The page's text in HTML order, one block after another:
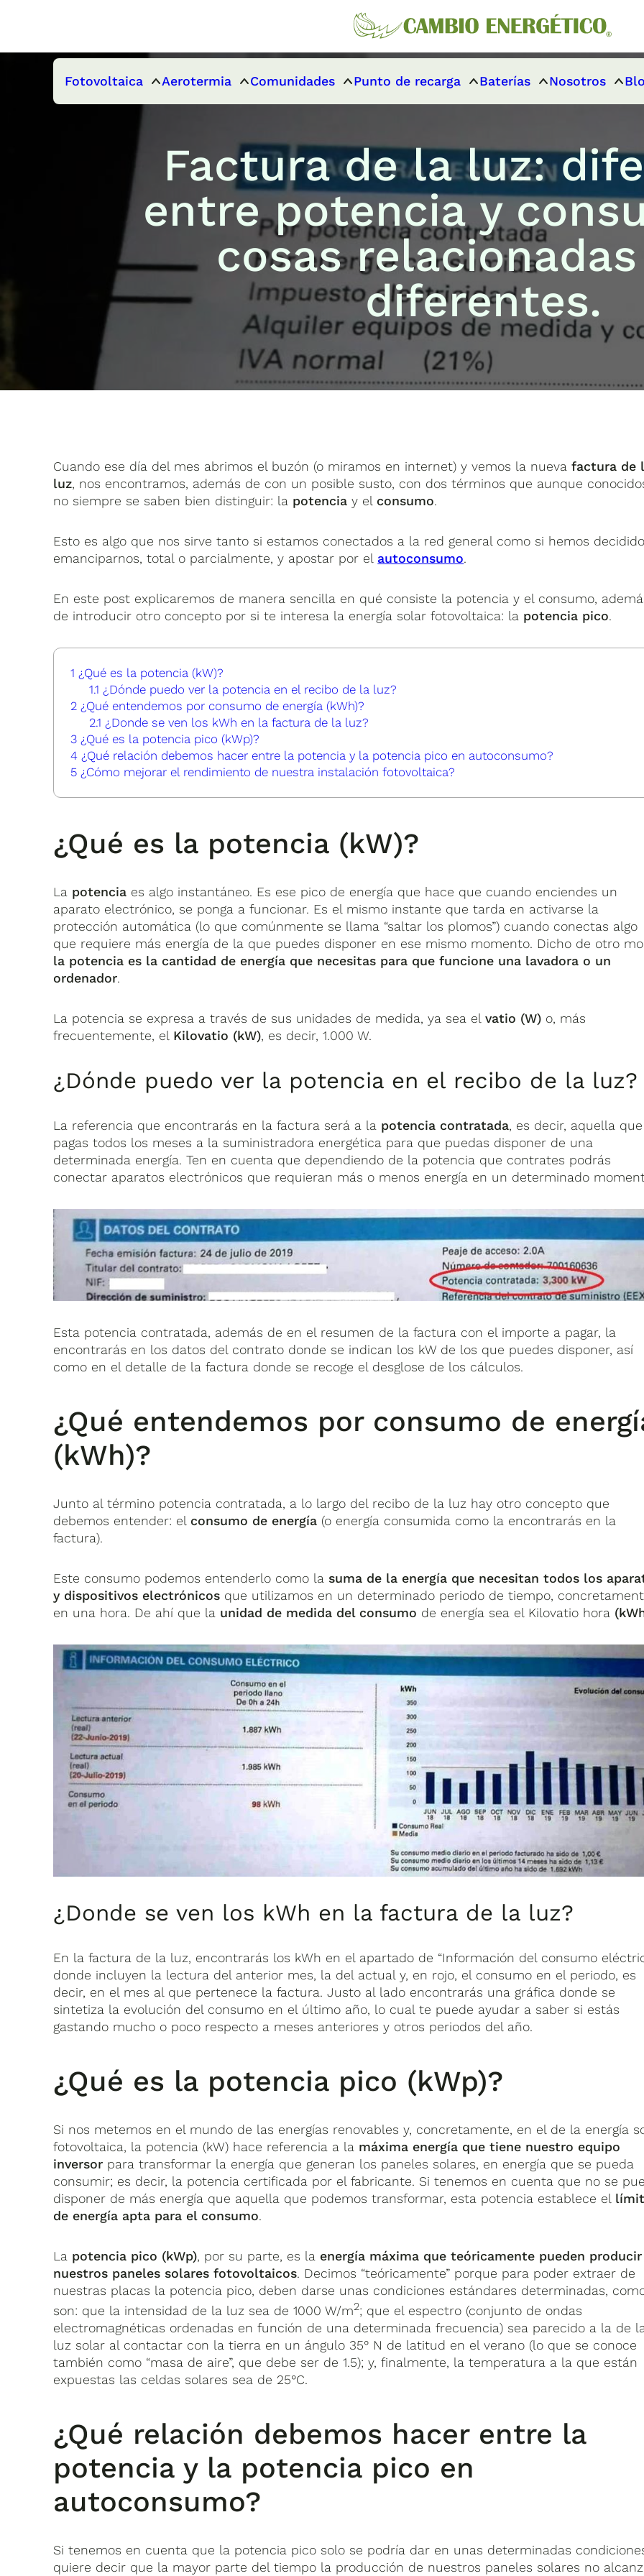
Fotovoltaica Aerotermia Comunidades Punto de recarga Baterías Nosotros
Factura de la luz:
entre potencia y
cosas
diferentes.
Cuando ese día del mes abrimos el buzón (o miramos en internet) y vemos la nuevafactura de
luz, nos encontramos, además de con un posible susto, con dos términos que aunque
no siempre se saben bien distinguir: la potencia y el consumo.
Esto es algo que nos sirve tanto si estamos conectados a la red general como si hemos
emanciparnos, total o parcialmente, y apostar por el autoconsumo.
En este post explicaremos de manera sencilla en qué consiste la potencia y el consumo,
de introducir otro concepto por si te interesa la energía solar fotovoltaica: la potencia pico.
1 ¿Qué es la potencia (kW)?
1.1 ¿Dónde puedo ver la potencia en el recibo de la luz?
2 ¿Qué entendemos por consumo de energía (kWh)?
2.1 ¿Donde se ven los kWh en la factura de la luz?
3 ¿Qué es la potencia pico (kWp)?
4 ¿Qué relación debemos hacer entre la potencia y la potencia pico en autoconsumo?
5 ¿Cómo mejorar el rendimiento de nuestra instalación fotovoltaica?
¿Qué es la potencia (kW)?
La potencia es algo instantáneo. Es ese pico de energía que hace que cuando enciendes un
aparato electrónico, se ponga a funcionar. Es el mismo instante que tarda en activarse la
protección automática (lo que comúnmente se llama “saltar los plomos”) cuando conectas algo
que requiere más energía de la que puedes disponer en ese mismo momento. Dicho de otro
la potencia es la cantidad de energía que necesitas para que funcione una lavadora o un
ordenador.
La potencia se expresa a través de sus unidades de medida, ya sea elvatio (W) o, más
frecuentemente, el Kilovatio (kW), es decir, 1.000 W.
¿Dónde puedo ver la potencia en el recibo de la luz?
La referencia que encontrarás en la factura será a la potencia contratada, es decir, aquella que
pagas todos los meses a la suministradora energética para que puedas disponer de una
determinada energía. Ten en cuenta que dependiendo de la potencia que contrates podrás
conectar aparatos electrónicos que requieran más o menos energía en un determinado
Esta potencia contratada, además de en el resumen de la factura con el importe a pagar, la
encontrarás en los datos del contrato donde se indican los kW de los que puedes disponer, así
como en el detalle de la factura donde se recoge el desglose de los cálculos.
¿Qué entendemos por consumo de
(kWh)?
Junto al término potencia contratada, a lo largo del recibo de la luz hay otro concepto que
debemos entender: el consumo de energía (o energía consumida como la encontrarás en la
factura).
Este consumo podemos entenderlo como lasuma de la energía que necesitan todos los
y dispositivos electrónicos que utilizamos en un determinado periodo de tiempo,
en una hora. De ahí que la unidad de medida del consumo de energía sea el Kilovatio hora
¿Donde se ven los kWh en la factura de la luz?
En la factura de la luz, encontrarás los kWh en el apartado de “Información del consumo
donde incluyen la lectura del anterior mes, la del actual y, en rojo, el consumo en el periodo, es
decir, en el mes al que pertenece la factura. Justo al lado encontrarás una gráfica donde se
sintetiza la evolución del consumo en el último año, lo cual te puede ayudar a saber si estás
gastando mucho o poco respecto a meses anteriores y otros periodos del año.
¿Qué es la potencia pico (kWp)?
Si nos metemos en el mundo de las energías renovables y, concretamente, en el de la energía
fotovoltaica, la potencia (kW) hace referencia a la máxima energía que tiene nuestro equipo
inversor para transformar la energía que generan los paneles solares, en energía que se pueda
consumir; es decir, la potencia certificada por el fabricante. Si tenemos en cuenta que no se
disponer de más energía que aquella que podemos transformar, esta potencia establece el
de energía apta para el consumo.
La potencia pico (kWp), por su parte, es la energía máxima que teóricamente pueden producir
nuestros paneles solares fotovoltaicos. Decimos “teóricamente” porque para poder extraer de
nuestras placas la potencia pico, deben darse unas condiciones estándares determinadas,
son: que la intensidad de la luz sea de 1000 W/m2; que el espectro (conjunto de ondas
electromagnéticas ordenadas en función de una determinada frecuencia) sea parecido a la de
luz solar al contactar con la tierra en un ángulo 35° N de latitud en el verano (lo que se conoce
también como “masa de aire”, que debe ser de 1.5); y, finalmente, la temperatura a la que están
expuestas las celdas solares sea de 25°C.
¿Qué relación debemos hacer entre la
potencia y la potencia pico en
autoconsumo?
Si tenemos en cuenta que la potencia pico solo se podría dar en unas determinadas
quiere decir que la mayor parte del tiempo la producción de nuestros paneles solares no